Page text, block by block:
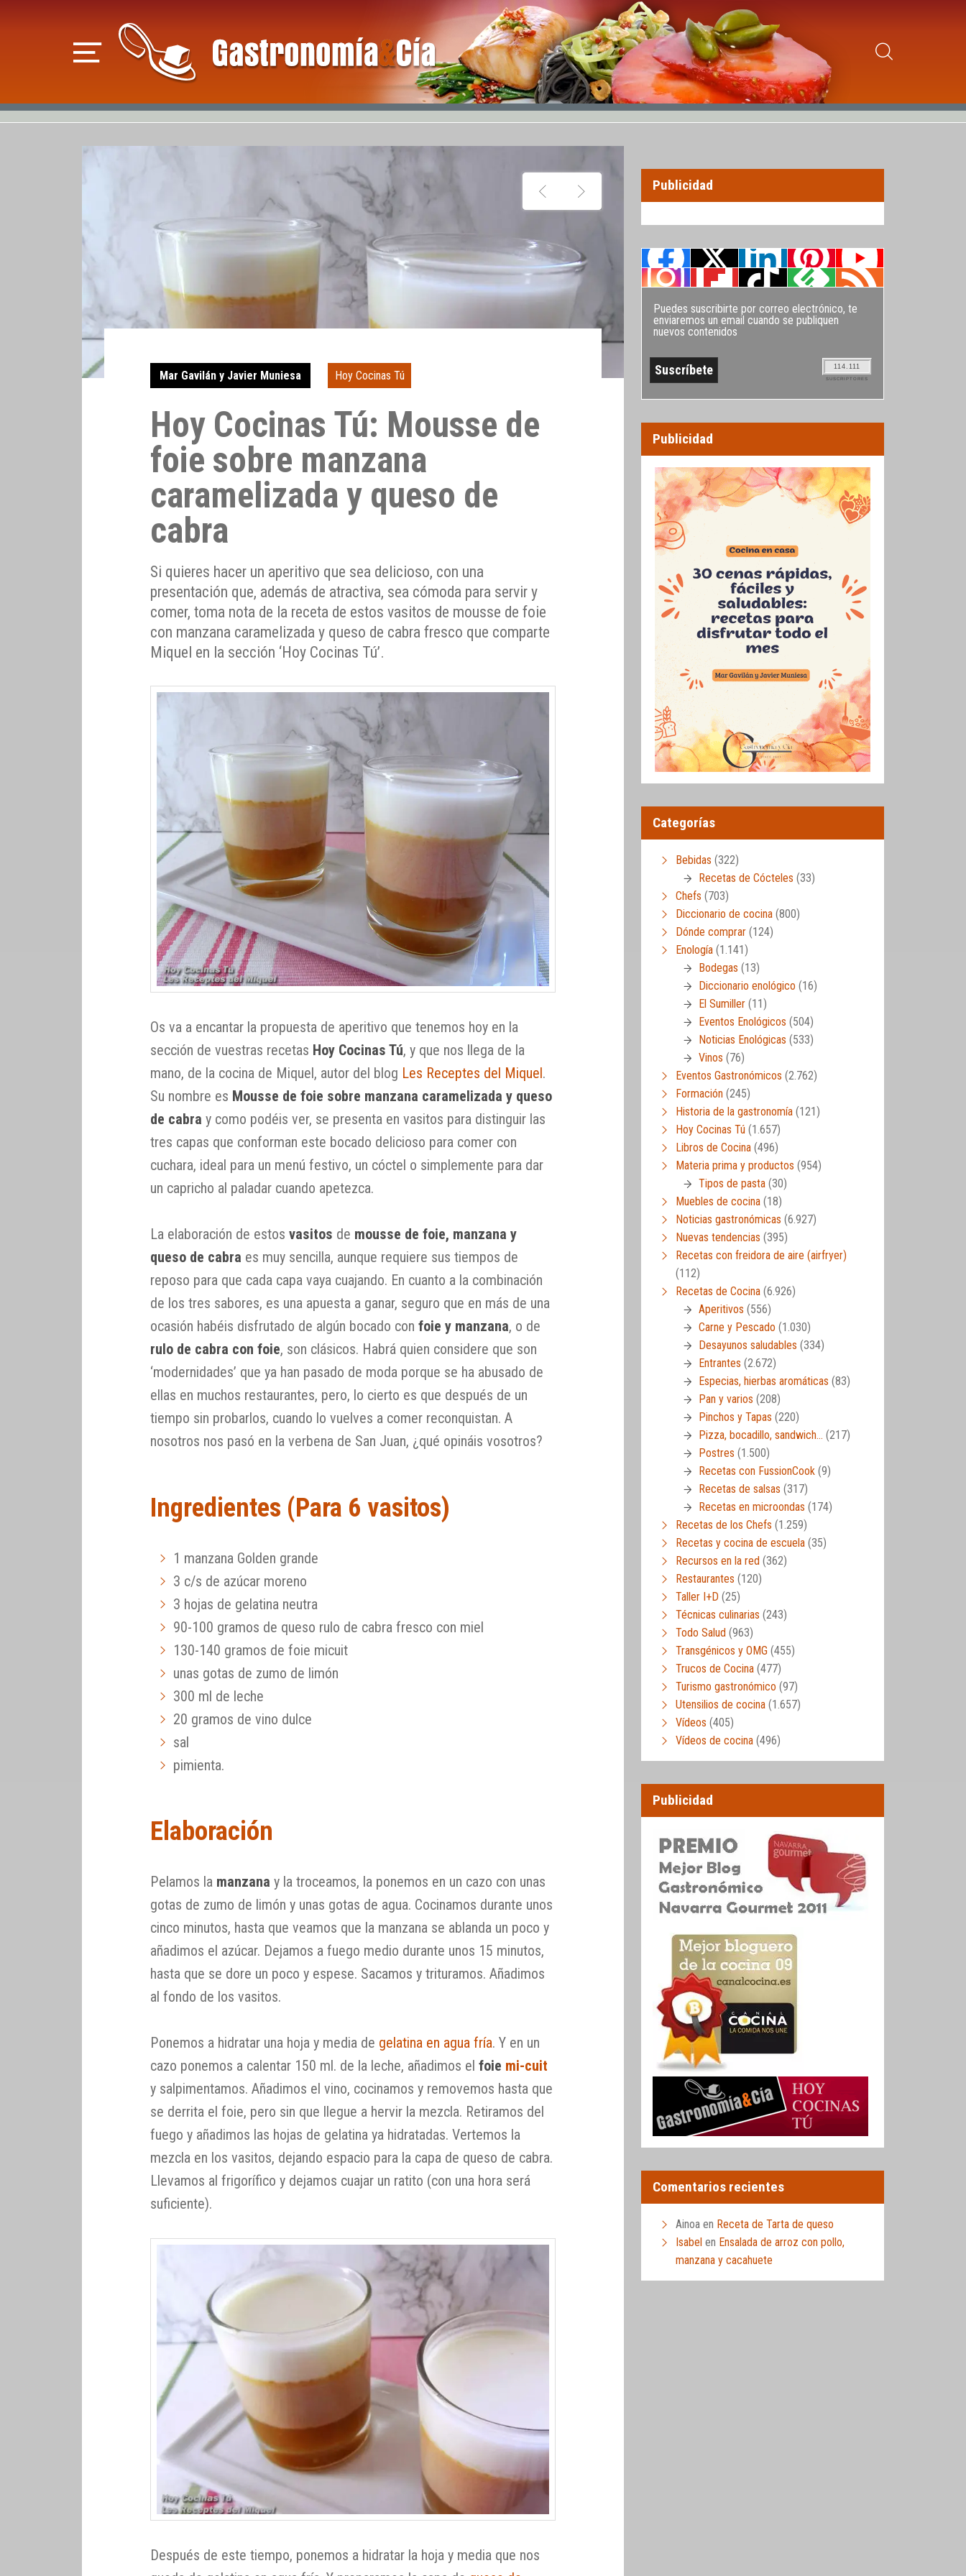
Mar Gavilán y Javier Muniesa Hoy Cocinas Tú
Hoy Cocinas Tú: Mousse de
foie sobre manzana
caramelizada y queso de
cabra
Si quieres hacer un aperitivo que sea delicioso, con una
presentación que, además de atractiva, sea cómoda para servir y
comer, toma nota de la receta de estos vasitos de mousse de foie
con manzana caramelizada y queso de cabra fresco que comparte
Miquel en la sección ‘Hoy Cocinas Tú’.
Os va a encantar la propuesta de aperitivo que tenemos hoy en la
sección de vuestras recetas Hoy Cocinas Tú, y que nos llega de la
mano, de la cocina de Miquel, autor del blog Les Receptes del Miquel .
Su nombre es Mousse de foie sobre manzana caramelizada y queso
de cabra y como podéis ver, se presenta en vasitos para distinguir las
tres capas que conforman este bocado delicioso para comer con
cuchara, ideal para un menú festivo, un cóctel o simplemente para dar
un capricho al paladar cuando apetezca.
La elaboración de estosvasitos de mousse de foie, manzana y
queso de cabra es muy sencilla, aunque requiere sus tiempos de
reposo para que cada capa vaya cuajando. En cuanto a la combinación
de los tres sabores, es una apuesta a ganar, seguro que en más de una
ocasión habéis disfrutado de algún bocado confoie y manzana, o de
rulo de cabra con foie, son clásicos. Habrá quien considere que son
‘modernidades’ que ya han pasado de moda porque se ha abusado de
ellas en muchos restaurantes, pero, lo cierto es que después de un
tiempo sin probarlos, cuando lo vuelves a comer reconquistan. A
nosotros nos pasó en la verbena de San Juan, ¿qué opináis vosotros?
Ingredientes (Para 6 vasitos)
1 manzana Golden grande
3 c/s de azúcar moreno
3 hojas de gelatina neutra
90-100 gramos de queso rulo de cabra fresco con miel
130-140 gramos de foie micuit
unas gotas de zumo de limón
300 ml de leche
20 gramos de vino dulce
sal
pimienta.
Elaboración
Pelamos la manzana y la troceamos, la ponemos en un cazo con unas
gotas de zumo de limón y unas gotas de agua. Cocinamos durante unos
cinco minutos, hasta que veamos que la manzana se ablanda un poco y
añadimos el azúcar. Dejamos a fuego medio durante unos 15 minutos,
hasta que se dore un poco y espese. Sacamos y trituramos. Añadimos
al fondo de los vasitos.
Ponemos a hidratar una hoja y media de gelatina en agua fría. Y en un
cazo ponemos a calentar 150 ml. de la leche, añadimos elfoie mi-cuit
y salpimentamos. Añadimos el vino, cocinamos y removemos hasta que
se derrita el foie, pero sin que llegue a hervir la mezcla. Retiramos del
fuego y añadimos las hojas de gelatina ya hidratadas. Vertemos la
mezcla en los vasitos, dejando espacio para la capa de queso de cabra.
Llevamos al frigorífico y dejamos cuajar un ratito (con una hora será
suficiente).
Después de este tiempo, ponemos a hidratar la hoja y media que nos
Publicidad
Puedes suscribirte por correo electrónico, te
enviaremos un email cuando se publiquen
nuevos contenidos
114.111
SUSCRIPTORES
Publicidad
Categorías
Bebidas (322)
Recetas de Cócteles (33)
Chefs (703)
Diccionario de cocina (800)
Dónde comprar (124)
Enología (1.141)
Bodegas (13)
Diccionario enológico (16)
El Sumiller (11)
Eventos Enológicos (504)
Noticias Enológicas (533)
Vinos (76)
Eventos Gastronómicos (2.762)
Formación (245)
Historia de la gastronomía (121)
Hoy Cocinas Tú (1.657)
Libros de Cocina (496)
Materia prima y productos (954)
Tipos de pasta (30)
Muebles de cocina (18)
Noticias gastronómicas (6.927)
Nuevas tendencias (395)
Recetas con freidora de aire (airfryer)
(112)
Recetas de Cocina (6.926)
Aperitivos (556)
Carne y Pescado (1.030)
Desayunos saludables (334)
Entrantes (2.672)
Especias, hierbas aromáticas (83)
Pan y varios (208)
Pinchos y Tapas (220)
Pizza, bocadillo, sandwich… (217)
Postres (1.500)
Recetas con FussionCook (9)
Recetas de salsas (317)
Recetas en microondas (174)
Recetas de los Chefs (1.259)
Recetas y cocina de escuela (35)
Recursos en la red (362)
Restaurantes (120)
Taller I+D (25)
Técnicas culinarias (243)
Todo Salud (963)
Transgénicos y OMG (455)
Trucos de Cocina (477)
Turismo gastronómico (97)
Utensilios de cocina (1.657)
Vídeos (405)
Vídeos de cocina (496)
Publicidad
Comentarios recientes
Ainoa en Receta de Tarta de queso
Isabel en Ensalada de arroz con pollo,
manzana y cacahuete